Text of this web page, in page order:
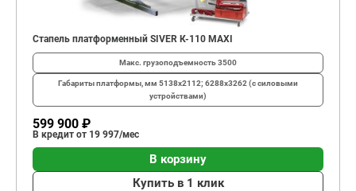
Стапель платформенный SIVER К-110 MAXI
Макс. грузоподъемность3500
Габариты платформы, мм 5138х2112; 6288х3262 (с силовыми
устройствами)
599 900 ₽
В кредит от 19 997/мес
В корзину
Купить в 1 клик